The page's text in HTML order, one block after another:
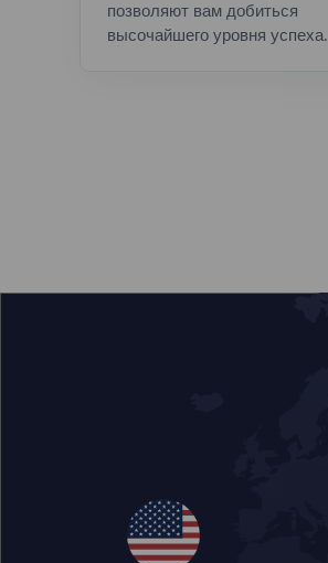
позволяют вам добиться
высочайшего уровня успеха.